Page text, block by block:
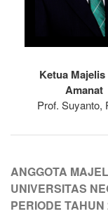
Ketua Majelis
Amanat
Prof. Suyanto,
ANGGOTA
UNIVERSITAS
PERIODE